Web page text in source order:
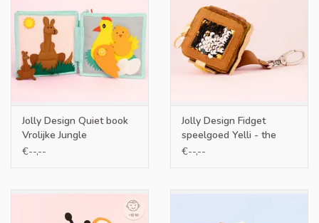
Jolly Design Quiet book
Vrolijke Jungle
€--,--
Jolly Design Fidget
speelgoed Yelli - the
chearful one
€--,--